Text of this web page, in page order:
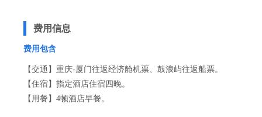
费用信息
费用包含
【交通】重庆-厦门往返经济舱机票、鼓浪屿往返船票。
【住宿】指定酒店住宿四晚。
【用餐】4顿酒店早餐。